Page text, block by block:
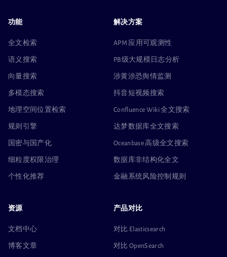
功能
全文检索
语义搜索
向量搜索
多模态搜索
地理空间位置检索
规则引擎
国密与国产化
细粒度权限治理
个性化推荐
解决方案
APM 应用可观测性
PB级大规模日志分析
涉黄涉恐舆情监测
抖音短视频搜索
Confluence Wiki 全文搜索
达梦数据库全文搜索
Oceanbase 高级全文搜索
数据库非结构化全文
金融系统风险控制规则
资源
文档中心
博客文章
产品对比
对比 Elasticsearch
对比 OpenSearch